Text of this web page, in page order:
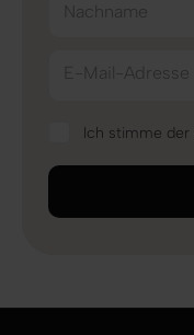
Nachname
E-Mail-Adresse
Ich stimme der